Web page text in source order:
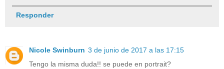
Responder
Nicole Swinburn 3 de junio de 2017 a las 17:15
Tengo la misma duda!! se puede en portrait?